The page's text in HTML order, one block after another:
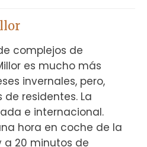
complejos de
es mucho más
invernales, pero,
residentes. La
e internacional.
hora en coche de la